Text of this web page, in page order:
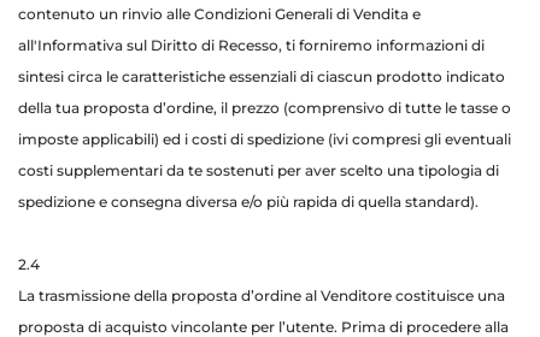
contenuto un rinvio alle Condizioni Generali di Vendita e
all'Informativa sul Diritto di Recesso, ti forniremo informazioni di
sintesi circa le caratteristiche essenziali di ciascun prodotto indicato
della tua proposta d’ordine, il prezzo (comprensivo di tutte le tasse o
imposte applicabili) ed i costi di spedizione (ivi compresi gli eventuali
costi supplementari da te sostenuti per aver scelto una tipologia di
spedizione e consegna diversa e/o più rapida di quella standard).
2.4
La trasmissione della proposta d’ordine al Venditore costituisce una
proposta di acquisto vincolante per l’utente. Prima di procedere alla